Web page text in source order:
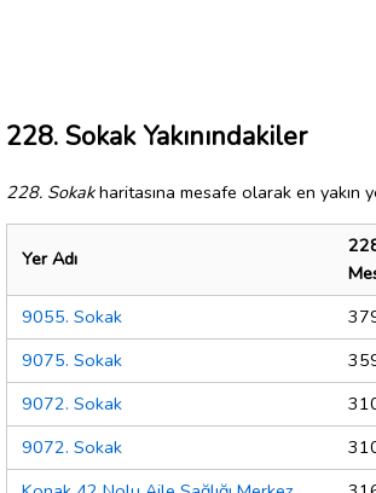
228. Sokak Yakınındakiler
228. Sokakharitasına mesafe olarak en yakın
Yer Adı
9055. Sokak
9075. Sokak
9072. Sokak
9072. Sokak